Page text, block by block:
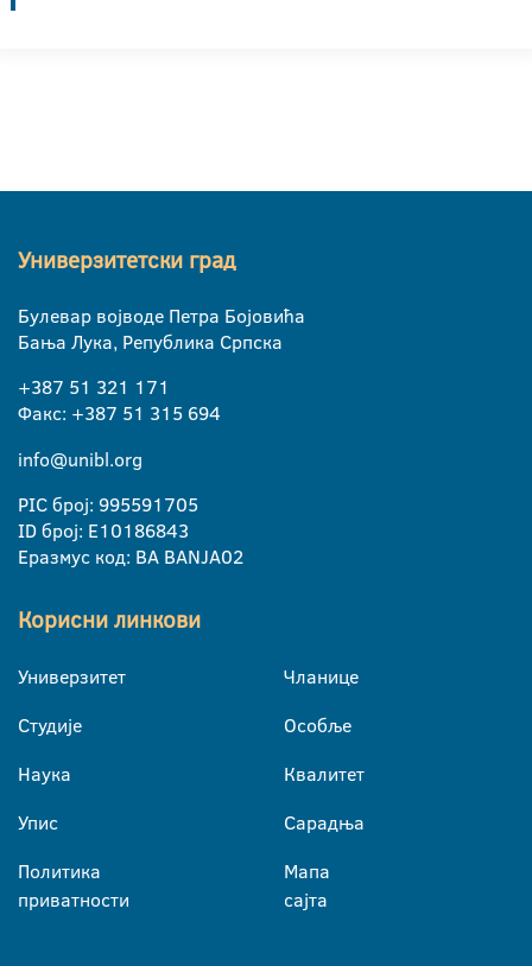
Универзитетски град
Булевар војводе Петра Бојовића
Бања Лука, Република Српска
+387 51 321 171
Факс: +387 51 315 694
info@unibl.org
PIC број: 995591705
ID број: E10186843
Еразмус код: BA BANJA02
Корисни линкови
Универзитет
Студије
Наука
Упис
Политика
приватности
Чланице
Особље
Квалитет
Сарадња
Мапа
сајта